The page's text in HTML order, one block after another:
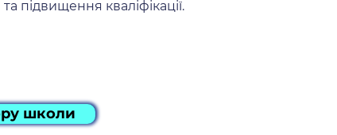
підвищення кваліфікації.
школи